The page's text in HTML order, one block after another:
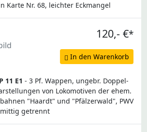
Karte Nr. 68, leichter Eckmangel
120,- €*
In den Warenkorb
11 E1 - 3 Pf. Wappen, ungebr. Doppel-
von Lokomotiven der ehem.
"Haardt" und "Pfälzerwald", PWV
mittig getrennt